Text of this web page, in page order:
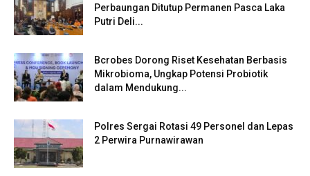
Perbaungan Ditutup Permanen Pasca Laka
Putri Deli...
Bcrobes Dorong Riset Kesehatan Berbasis
Mikrobioma, Ungkap Potensi Probiotik
dalam Mendukung...
Polres Sergai Rotasi 49 Personel dan Lepas
2 Perwira Purnawirawan